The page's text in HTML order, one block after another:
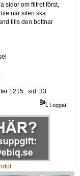
sidor om filtret först,
när silen ska
tills den bottnar
1215.. sid. 33
Loggat